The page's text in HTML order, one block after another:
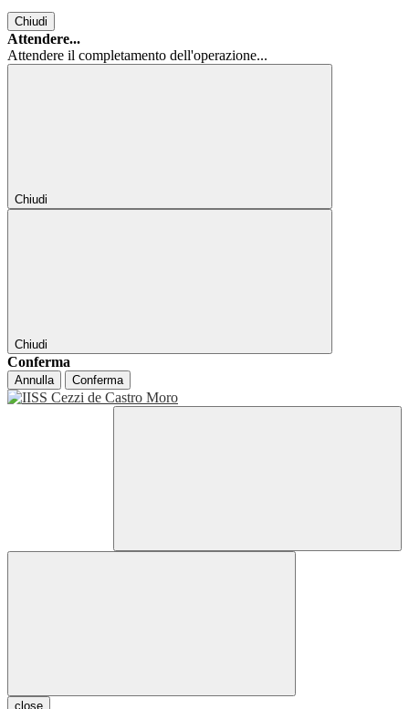
Chiudi
Attendere...
Attendere il completamento dell'operazione...
Chiudi
Chiudi
Conferma
Annulla Conferma
close